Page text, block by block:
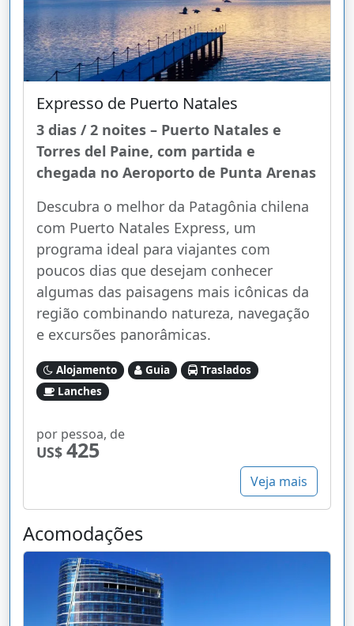
Expresso de Puerto Natales
3 dias / 2 noites – Puerto Natales e
Torres del Paine, com partida e
chegada no Aeroporto de Punta Arenas
Descubra o melhor da Patagônia chilena
com Puerto Natales Express, um
programa ideal para viajantes com
poucos dias que desejam conhecer
algumas das paisagens mais icônicas da
região combinando natureza, navegação
e excursões panorâmicas.
Alojamento Guia
Traslados
Lanches
por pessoa, de
US$ 425
Veja mais
Acomodações